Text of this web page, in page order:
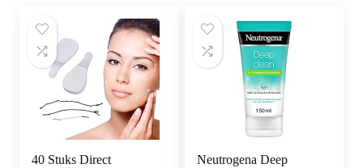
40 Stuks Direct
Neutrogena Deep